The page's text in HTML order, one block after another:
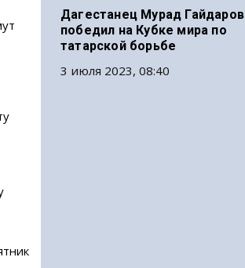
Дагестанец Мурад Гайдаров
победил на Кубке мира по
татарской борьбе
3 июля 2023, 08:40